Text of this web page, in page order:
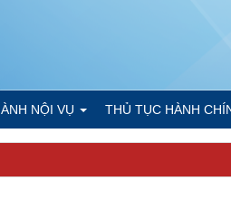
NỘI VỤ THỦ TỤC HÀNH